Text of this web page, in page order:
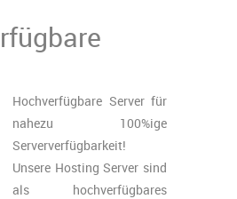
Hochverfügbare Server für
nahezu 100%ige
Serververfügbarkeit!
Unsere Hosting Server sind
als hochverfügbares